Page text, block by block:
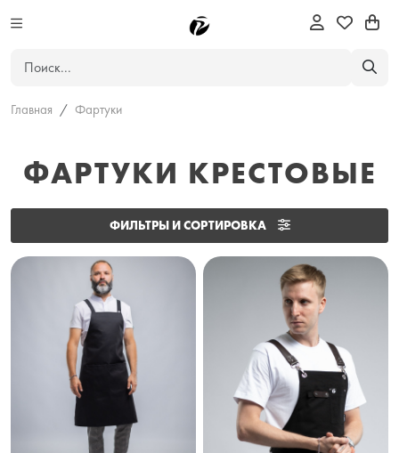
Главная Фартуки
ФАРТУКИ КРЕСТОВЫЕ
ФИЛЬТРЫ И СОРТИРОВКА